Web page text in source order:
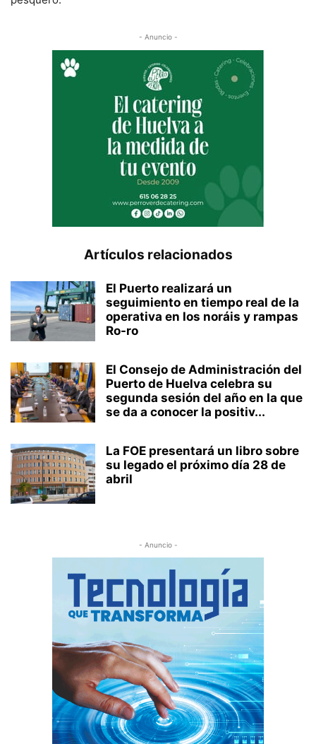
- Anuncio -
Artículos relacionados
El Puerto realizará un
seguimiento en tiempo real de la
operativa en los noráis y rampas
Ro-ro
El Consejo de Administración del
Puerto de Huelva celebra su
segunda sesión del año en la que
se da a conocer la positiv...
La FOE presentará un libro sobre
su legado el próximo día 28 de
abril
- Anuncio -